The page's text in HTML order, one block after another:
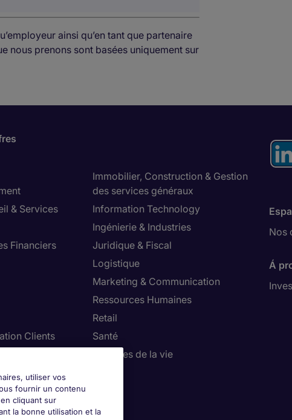
ainsi qu’en tant que partenaire
nous prenons sont basées uniquement sur
& Services
Financiers
Clients
Immobilier, Construction & Gestion
des services généraux
Information Technology
Ingénierie & Industries
Juridique & Fiscal
Logistique
Marketing & Communication
Ressources Humaines
Retail
Santé
Sciences de la vie
Nos
Á
utiliser vos
fournir un contenu
cliquant sur
la bonne utilisation et la